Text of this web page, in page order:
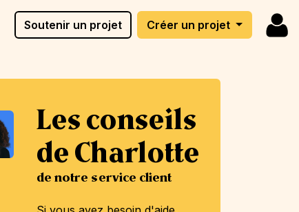
Soutenir un projet Créer un projet
Les conseils
de Charlotte
de notre service client